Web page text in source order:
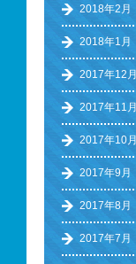
2018年2月
2018年1月
2017年12月
2017年11月
2017年10月
2017年9月
2017年8月
2017年7月